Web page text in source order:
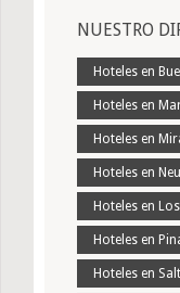
NUESTRO
Hoteles en
Hoteles en
Hoteles en
Hoteles en
Hoteles en
Hoteles en
Hoteles en